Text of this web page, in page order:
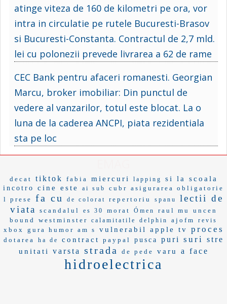
atinge viteza de 160 de kilometri pe ora, vor
intra in circulatie pe rutele Bucuresti-Brasov
si Bucuresti-Constanta. Contractul de 2,7 mld.
lei cu polonezii prevede livrarea a 62 de rame
CEC Bank pentru afaceri romanesti. Georgian
Marcu, broker imobiliar: Din punctul de
vedere al vanzarilor, totul este blocat. La o
luna de la caderea ANCPI, piata rezidentiala
sta pe loc
decat tiktok fabia miercuri lapping si la scoala
incotro cine este ai sub cubr asigurarea obligatorie
l prese
fa cu de colorat repertoriu spanu
lectii de
viata
scandalul es 30 morat Ómen raul mu
uncen
bound
westminster calamitatile delphin ajofm revis
xbox gura humor am s vulnerabil apple tv proces
dotarea ha de contract paypal pusca puri suri stre
unitati varsta strada de pede varu a face
hidroelectrica